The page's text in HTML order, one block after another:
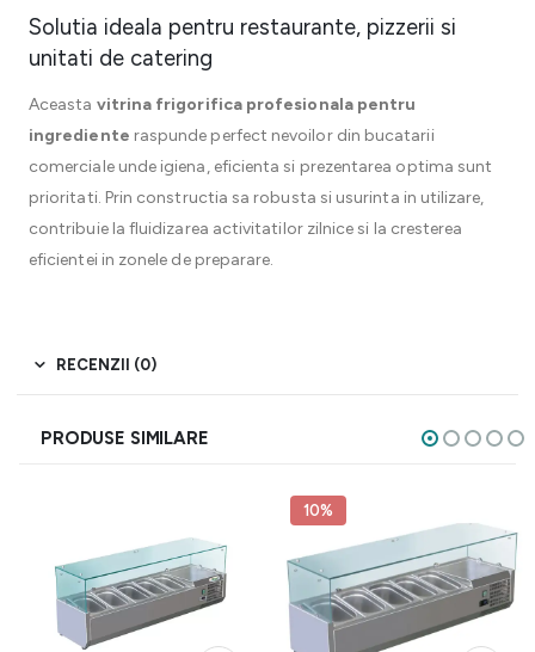
Solutia ideala pentru restaurante, pizzerii si
unitati de catering
Aceasta vitrina frigorifica profesionala pentru
ingrediente raspunde perfect nevoilor din bucatarii
comerciale unde igiena, eficienta si prezentarea optima sunt
prioritati. Prin constructia sa robusta si usurinta in utilizare,
contribuie la fluidizarea activitatilor zilnice si la cresterea
eficientei in zonele de preparare.
RECENZII (0)
PRODUSE SIMILARE
10%